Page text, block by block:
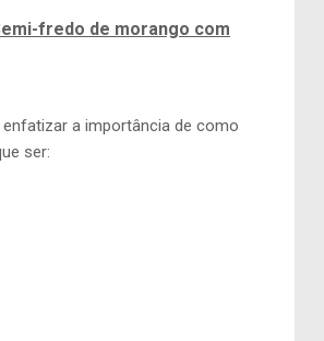
fredo de morango com
a importância de como
ser: